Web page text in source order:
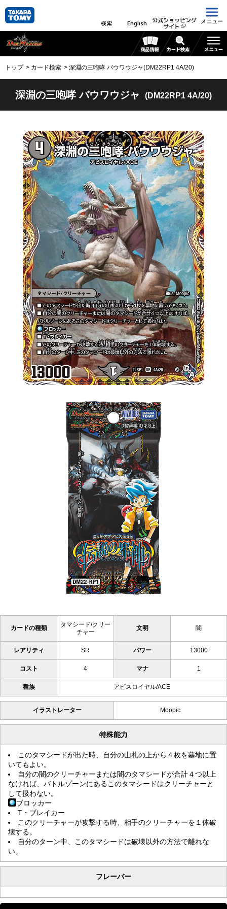
検索 English 公式ショッピング
サイト
メニュー
トップ カード検索 深淵の三咆哮 バウワウジャ(DM22RP1 4A/20)
深淵の三咆哮 バウワウジャ (DM22RP1 4A/20)
カードの種類
タマシード/クリー
チャー
文明 闇
レアリティ SR パワー 13000
コスト 4 マナ 1
種族 アビスロイヤル/ACE
イラストレーター Moopic
特殊能力
このタマシードが出た時、自分の山札の上から４枚を墓地に置
いてもよい。
自分の闇のクリーチャーまたは闇のタマシードが合計４つ以上
なければ、バトルゾーンにあるこのタマシードはクリーチャーと
して扱わない。
ブロッカー
T・ブレイカー
このクリーチャーが攻撃する時、相手のクリーチャーを１体破
壊する。
自分のターン中、このタマシードは破壊以外の方法で離れな
い。
フレーバー